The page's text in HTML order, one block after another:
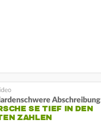
SE TIEF IN DEN
ZAHLEN